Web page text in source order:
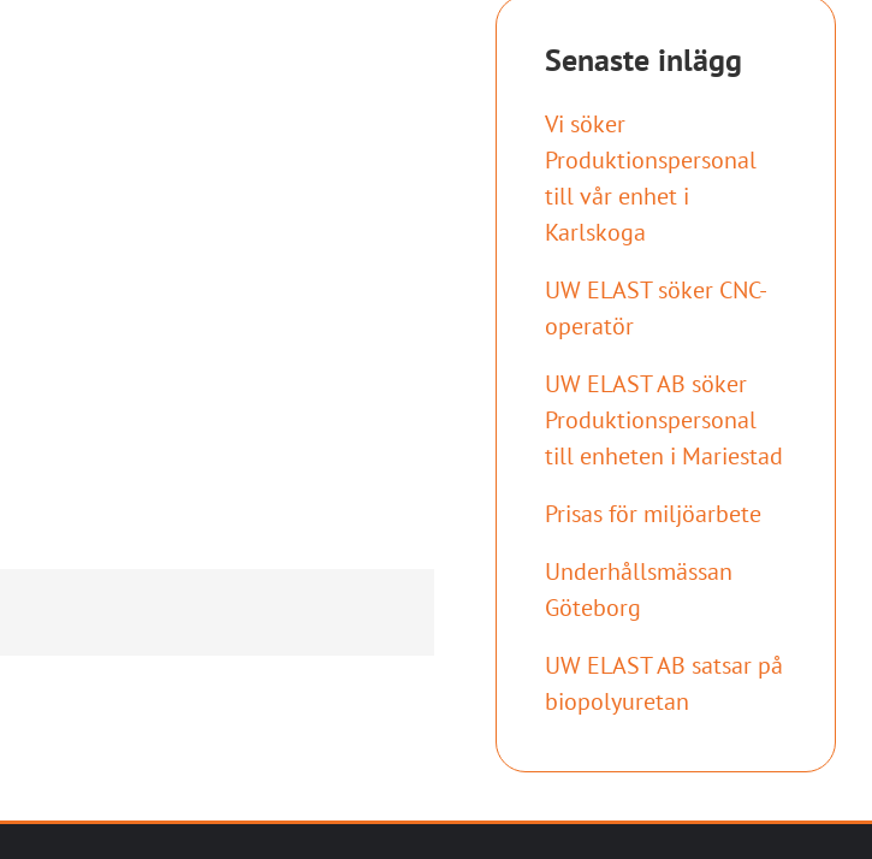
Senaste inlägg
Vi söker
Produktionspersonal
till vår enhet i
Karlskoga
UW ELAST söker CNC-
operatör
UW ELAST AB söker
Produktionspersonal
till enheten i Mariestad
Prisas för miljöarbete
Underhållsmässan
Göteborg
UW ELAST AB satsar på
biopolyuretan